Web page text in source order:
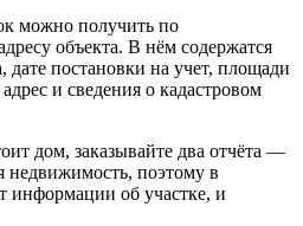
можно получить по
объекта. В нём содержатся
дате постановки на учет, площади
и сведения о кадастровом
дом, заказывайте два отчёта —
недвижимость, поэтому в
информации об участке, и